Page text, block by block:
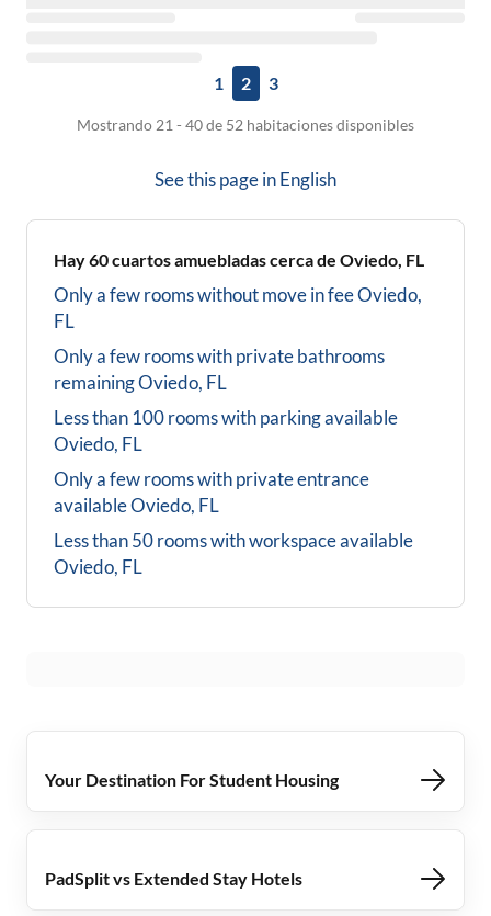
1 2 3
Mostrando 21 - 40 de 52 habitaciones disponibles
See this page inEnglish
Hay60cuartos amuebladas cerca de Oviedo, FL
Only a few rooms without move in feeOviedo,
FL
Only a few rooms with private bathrooms
remainingOviedo, FL
Less than 100 rooms with parking available
Oviedo, FL
Only a few rooms with private entrance
availableOviedo, FL
Less than 50 rooms with workspace available
Oviedo, FL
Your Destination For Student Housing
PadSplit vs Extended Stay Hotels